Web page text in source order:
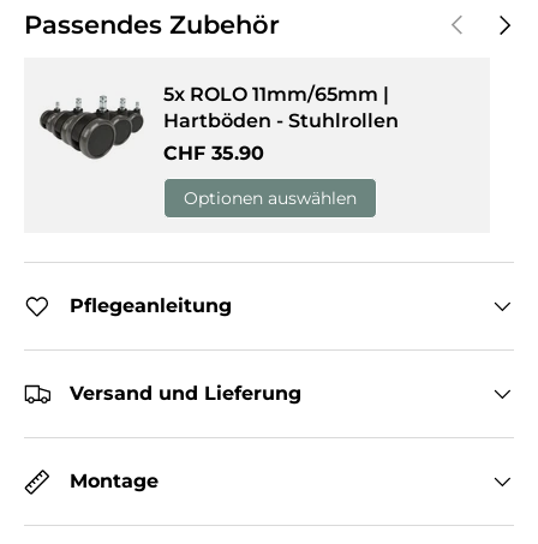
Passendes Zubehör Vorherige
5x ROLO 11mm/65mm |
Hartböden - Stuhlrollen
Normaler Preis
CHF 35.90
Optionen auswählen
Pflegeanleitung
Versand und Lieferung
Montage